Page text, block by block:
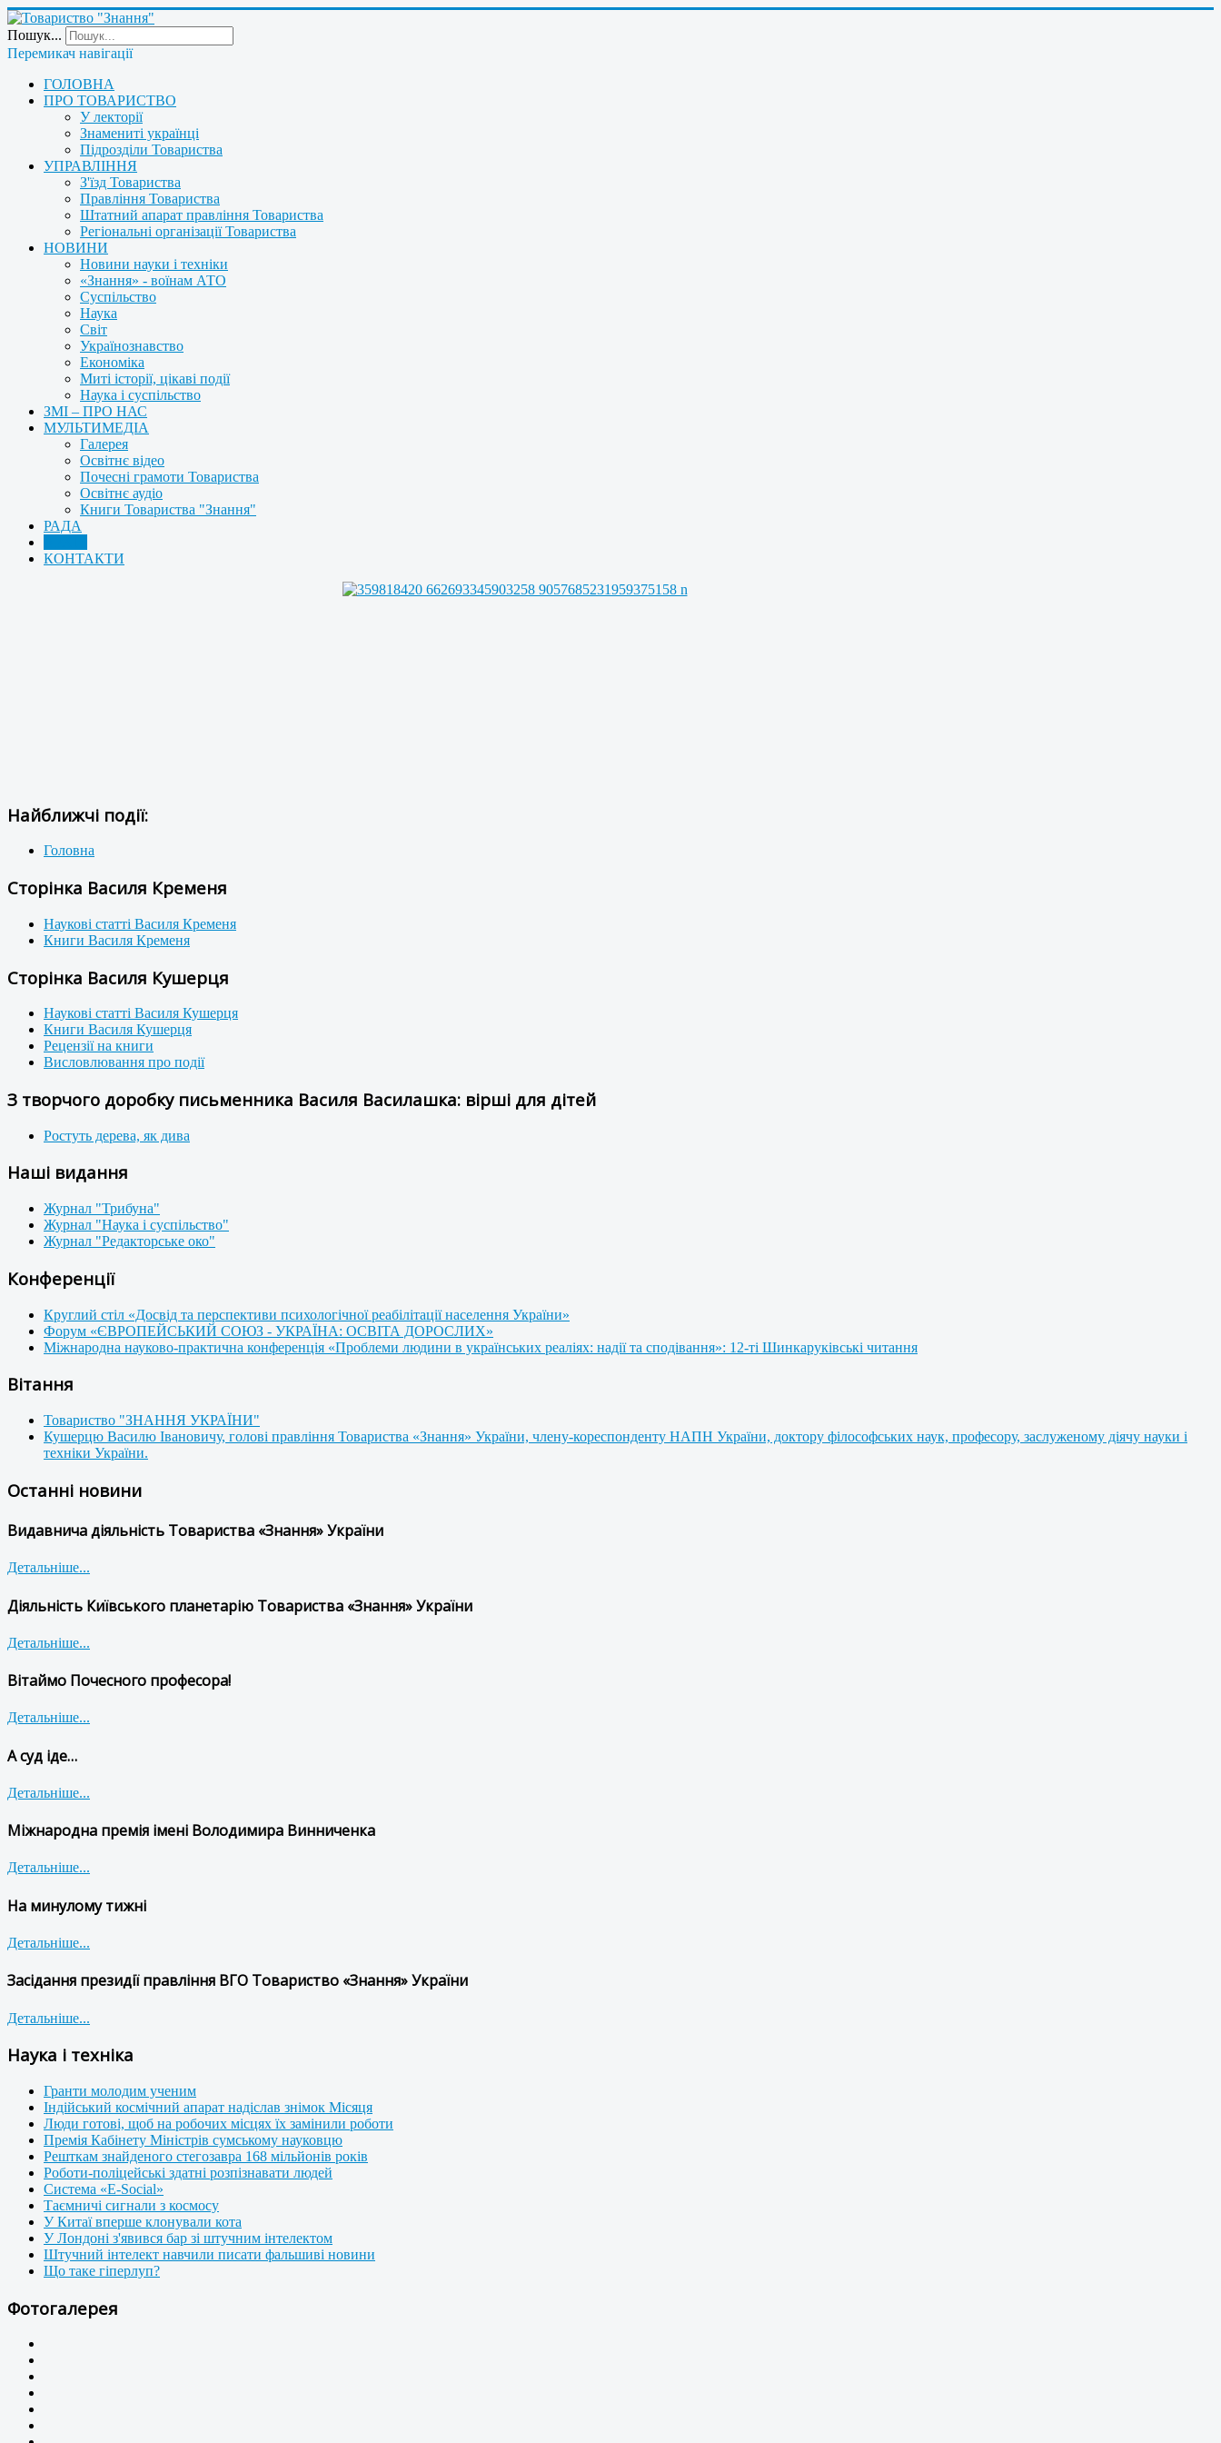
Пошук...
Перемикач навігації
ГОЛОВНА
ПРО ТОВАРИСТВО
У лекторії
Знамениті українці
Підрозділи Товариства
УПРАВЛІННЯ
З'їзд Товариства
Правління Товариства
Штатний апарат правління Товариства
Регіональні організації Товариства
НОВИНИ
Новини науки і техніки
«Знання» - воїнам АТО
Суспільство
Наука
Світ
Українознавство
Економіка
Миті історії, цікаві події
Наука і суспільство
ЗМІ – ПРО НАС
МУЛЬТИМЕДІА
Галерея
Освітнє відео
Почесні грамоти Товариства
Освітнє аудіо
Книги Товариства "Знання"
РАДА
КОНТАКТИ
Найближчі події:
Головна
Сторінка Василя Кременя
Наукові статті Василя Кременя
Книги Василя Кременя
Сторінка Василя Кушерця
Наукові статті Василя Кушерця
Книги Василя Кушерця
Рецензії на книги
Висловлювання про події
З творчого доробку письменника Василя Василашка: вірші для дітей
Ростуть дерева, як дива
Наші видання
Журнал "Трибуна"
Журнал "Наука і суспільство"
Журнал "Редакторське око"
Конференції
Круглий стіл «Досвід та перспективи психологічної реабілітації населення України»
Форум «ЄВРОПЕЙСЬКИЙ СОЮЗ - УКРАЇНА: ОСВІТА ДОРОСЛИХ»
Міжнародна науково-практична конференція «Проблеми людини в українських реаліях: надії та сподівання»: 12-ті Шинкаруківські читання
Вітання
Товариство "ЗНАННЯ УКРАЇНИ"
Кушерцю Василю Івановичу, голові правління Товариства «Знання» України, члену-кореспонденту НАПН України, доктору філософських наук, професору, заслуженому діячу науки і
техніки України.
Останні новини
Видавнича діяльність Товариства «Знання» України
Детальніше...
Діяльність Київського планетарію Товариства «Знання» України
Детальніше...
Вітаймо Почесного професора!
Детальніше...
А суд іде…
Детальніше...
Міжнародна премія імені Володимира Винниченка
Детальніше...
На минулому тижні
Детальніше...
Засідання президії правління ВГО Товариство «Знання» України
Детальніше...
Наука і техніка
Гранти молодим ученим
Індійський космічний апарат надіслав знімок Місяця
Люди готові, щоб на робочих місцях їх замінили роботи
Премія Кабінету Міністрів сумському науковцю
Решткам знайденого стегозавра 168 мільйонів років
Роботи-поліцейські здатні розпізнавати людей
Система «E-Social»
Таємничі сигнали з космосу
У Китаї вперше клонували кота
У Лондоні з'явився бар зі штучним інтелектом
Штучний інтелект навчили писати фальшиві новини
Що таке гіперлуп?
Фотогалерея